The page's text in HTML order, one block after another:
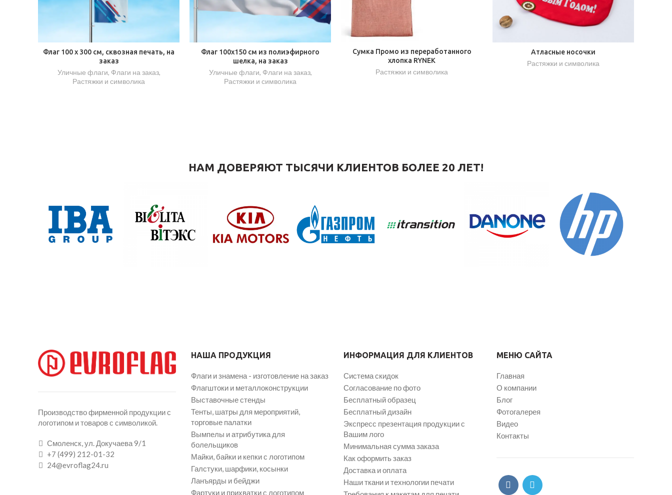
Флаг 100 x 300 см, сквозная печать, на
заказ
Уличные флаги, Флаги на заказ,
Растяжки и символика
Флаг 100х150 см из полиэфирного
шелка, на заказ
Уличные флаги, Флаги на заказ,
Растяжки и символика
Сумка Промо из переработанного
хлопка RYNEK
Растяжки и символика
Атласные носочки
Растяжки и символика
НАМ ДОВЕРЯЮТ ТЫСЯЧИ КЛИЕНТОВ БОЛЕЕ 20 ЛЕТ!
Производство фирменной продукции с
логотипом и товаров с символикой.
Смоленск, ул. Докучаева 9/1
+7 (499) 212-01-32
24@evroflag24.ru
НАША ПРОДУКЦИЯ
Флаги и знамена - изготовление на заказ
Флагштоки и металлоконструкции
Выставочные стенды
Тенты, шатры для мероприятий,
торговые палатки
Вымпелы и атрибутика для
болельщиков
Майки, байки и кепки с логотипом
Галстуки, шарфики, косынки
Ланъярды и бейджи
Фартуки и прихватки с логотипом
ИНФОРМАЦИЯ ДЛЯ КЛИЕНТОВ
Система скидок
Согласование по фото
Бесплатный образец
Бесплатный дизайн
Экспресс презентация продукции с
Вашим лого
Минимальная сумма заказа
Как оформить заказ
Доставка и оплата
Наши ткани и технологии печати
МЕНЮ САЙТА
Главная
О компании
Блог
Фотогалерея
Видео
Контакты